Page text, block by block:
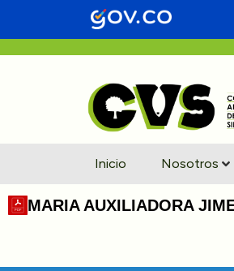
Inicio Nosotros
MARIA AUXILIADORA